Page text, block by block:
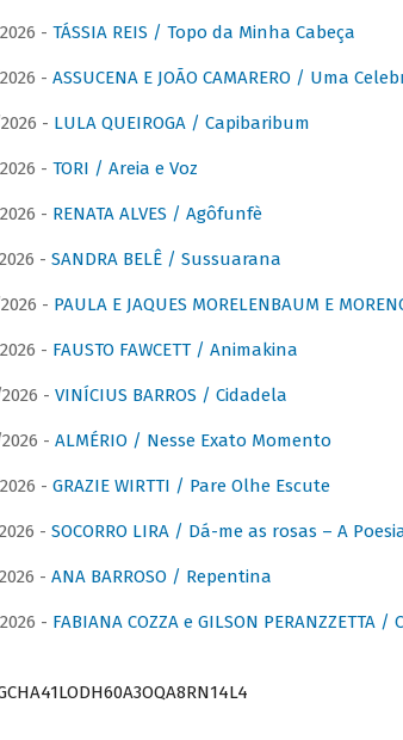
- TÁSSIA REIS / Topo da Minha Cabeça
- ASSUCENA E JOÃO CAMARERO / Uma
- LULA QUEIROGA / Capibaribum
- TORI / Areia e Voz
- RENATA ALVES / Agôfunfè
- SANDRA BELÊ / Sussuarana
- PAULA E JAQUES MORELENBAUM E
- FAUSTO FAWCETT / Animakina
- VINÍCIUS BARROS / Cidadela
- ALMÉRIO / Nesse Exato Momento
- GRAZIE WIRTTI / Pare Olhe Escute
- SOCORRO LIRA / Dá-me as rosas – A
- ANA BARROSO / Repentina
- FABIANA COZZA e GILSON PERANZZETTA